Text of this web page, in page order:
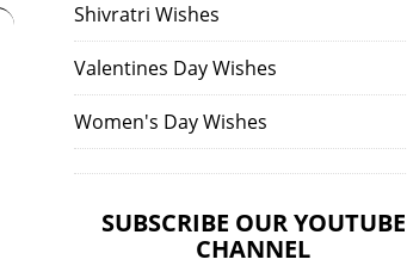
Shivratri Wishes
Valentines Day Wishes
Women's Day Wishes
SUBSCRIBE OUR YOUTUBE
CHANNEL